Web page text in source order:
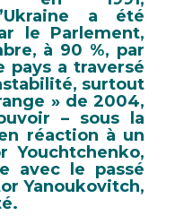
a été
le Parlement,
à 90 %, par
pays a traversé
surtout
» de 2004,
– sous la
réaction à un
Youchtchenko,
avec le passé
Yanoukovitch,